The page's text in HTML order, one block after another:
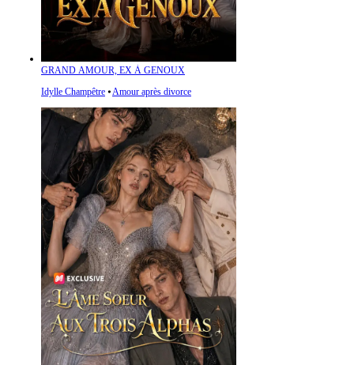
GRAND AMOUR, EX À GENOUX
Idylle Champêtre ⦁Amour après divorce